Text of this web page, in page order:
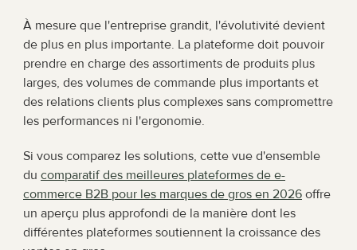
À mesure que l'entreprise grandit, l'évolutivité devient
de plus en plus importante. La plateforme doit pouvoir
prendre en charge des assortiments de produits plus
larges, des volumes de commande plus importants et
des relations clients plus complexes sans compromettre
les performances ni l'ergonomie.
Si vous comparez les solutions, cette vue d'ensemble
du comparatif des meilleures plateformes de e-
commerce B2B pour les marques de gros en 2026 offre
un aperçu plus approfondi de la manière dont les
différentes plateformes soutiennent la croissance des